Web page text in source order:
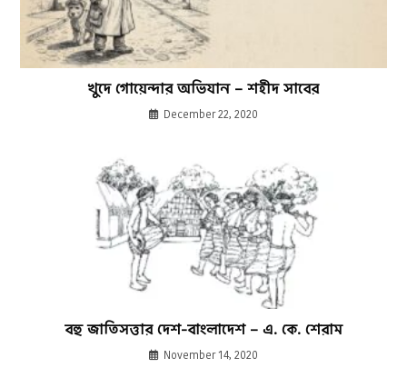
খুদে গোয়েন্দার অভিযান – শহীদ সাবের
December 22, 2020
বহু জাতিসত্তার দেশ-বাংলাদেশ – এ. কে. শেরাম
November 14, 2020